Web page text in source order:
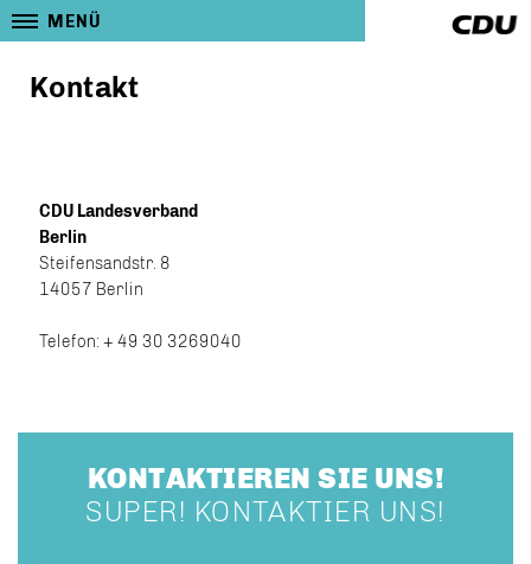
MENÜ
Kontakt
CDU Landesverband
Berlin
Steifensandstr. 8
14057 Berlin
Telefon: + 49 30 3269040
KONTAKTIEREN SIE UNS!
SUPER! KONTAKTIER UNS!